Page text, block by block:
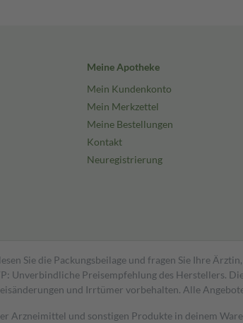
Meine Apotheke
Mein Kundenkonto
Mein Merkzettel
Meine Bestellungen
Kontakt
Neuregistrierung
Sie die Packungsbeilage und fragen Sie Ihre
Unverbindliche Preisempfehlung des Herstellers.
und Irrtümer vorbehalten. Alle
Arzneimittel und sonstigen Produkte in deinem